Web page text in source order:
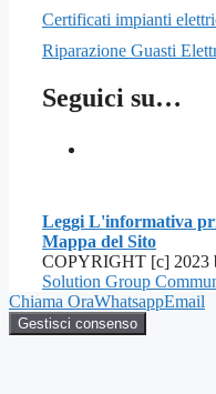
Certificati impianti
Riparazione Guasti
Seguici su…
Leggi L'informativa
Mappa del Sito
COPYRIGHT [c] 2023
Solution Group
Chiama OraWhatsappEmail
Gestisci consenso